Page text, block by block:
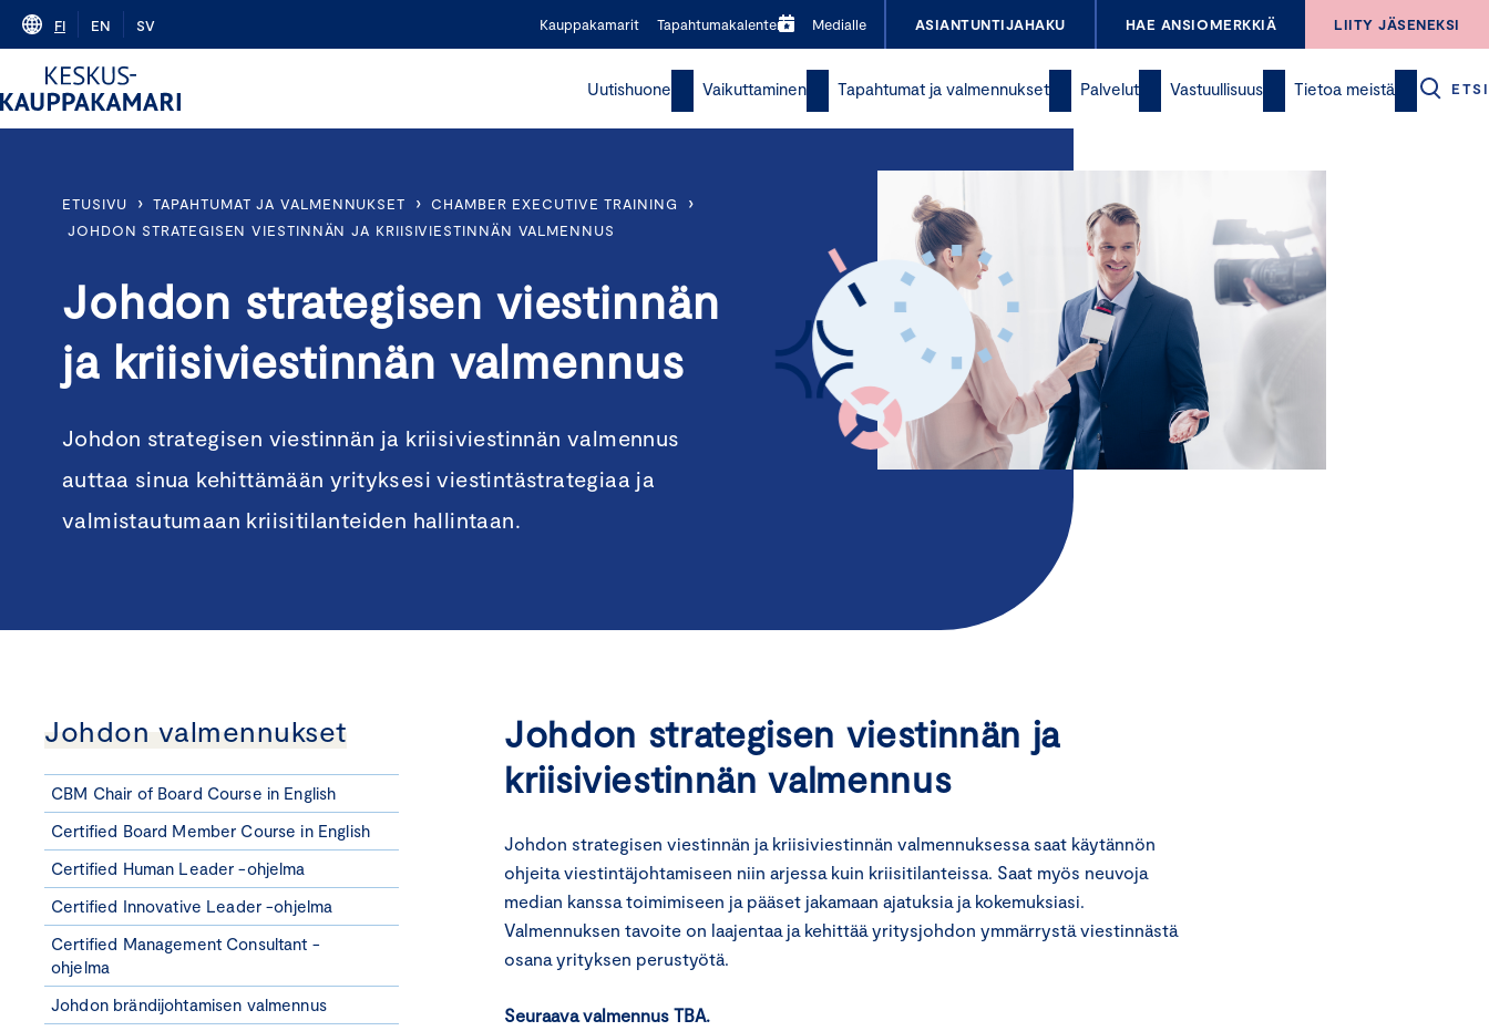
Skip
content
FI EN SV Kauppakamarit Tapahtumakalenteri Medialle ASIANTUNTIJAHAKU HAE ANSIOMERKKIÄ LIITY JÄSENEKSI
Uutishuone Vaikuttaminen Tapahtumat ja valmennukset Palvelut Vastuullisuus Tietoa meistä ETSI
ETUSIVU › TAPAHTUMAT JA VALMENNUKSET › CHAMBER EXECUTIVE TRAINING ›
JOHDON STRATEGISEN VIESTINNÄN JA KRIISIVIESTINNÄN VALMENNUS
Johdon strategisen viestinnän
ja kriisiviestinnän valmennus
Johdon strategisen viestinnän ja kriisiviestinnän valmennus
auttaa sinua kehittämään yrityksesi viestintästrategiaa ja
valmistautumaan kriisitilanteiden hallintaan.
Johdon valmennukset
CBM Chair of Board Course in English
Certified Board Member Course in English
Certified Human Leader -ohjelma
Certified Innovative Leader -ohjelma
Certified Management Consultant -
ohjelma
Johdon brändijohtamisen valmennus
Johdon strategisen viestinnän ja
kriisiviestinnän valmennus
Johdon strategisen viestinnän ja kriisiviestinnän valmennuksessa saat käytännön
ohjeita viestintäjohtamiseen niin arjessa kuin kriisitilanteissa. Saat myös neuvoja
median kanssa toimimiseen ja pääset jakamaan ajatuksia ja kokemuksiasi.
Valmennuksen tavoite on laajentaa ja kehittää yritysjohdon ymmärrystä viestinnästä
osana yrityksen perustyötä.
Seuraava valmennus TBA.